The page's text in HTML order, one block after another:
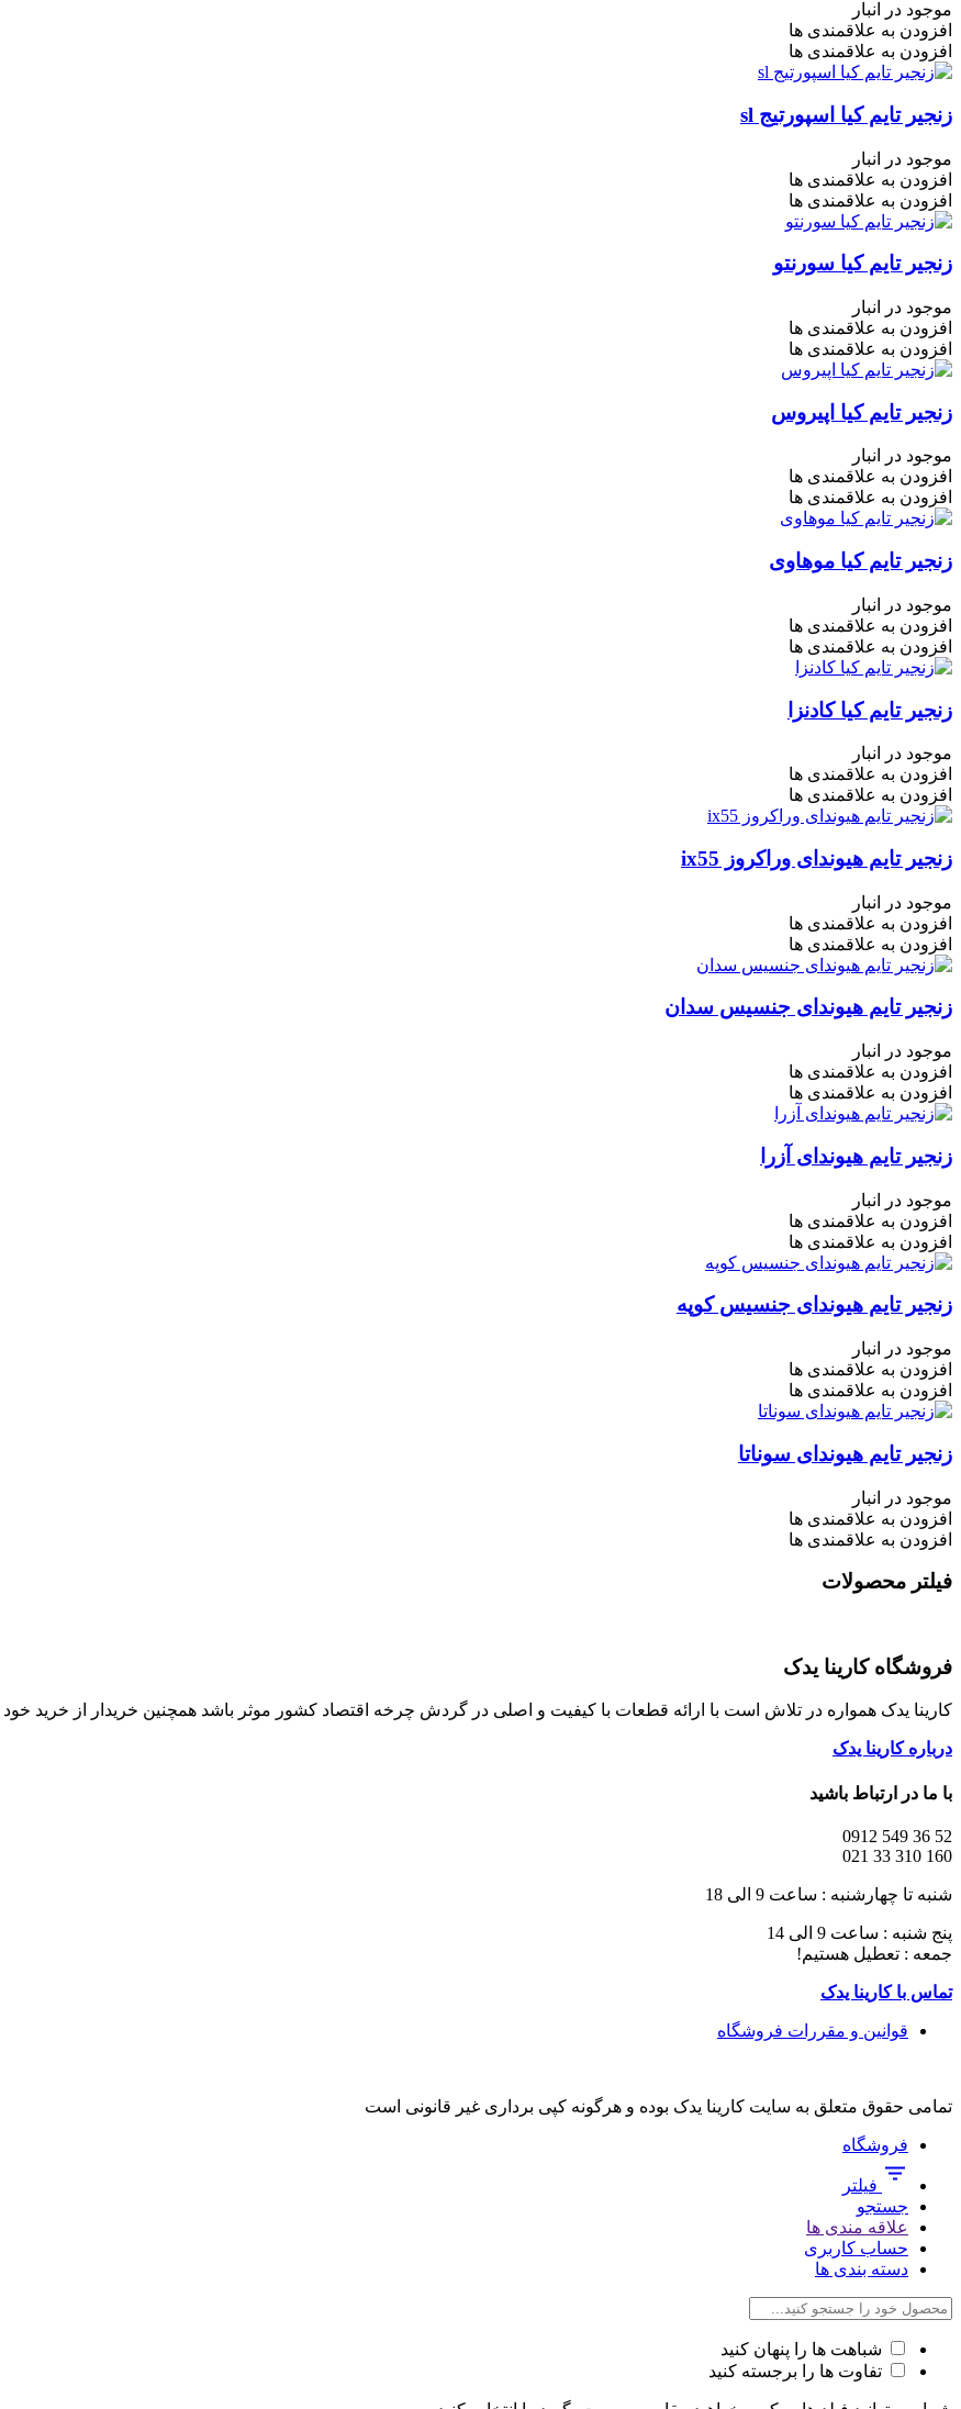
موجود در انبار
افزودن به علاقمندی ها
افزودن به علاقمندی ها
زنجیر تایم کیا اسپورتیج sl
موجود در انبار
افزودن به علاقمندی ها
افزودن به علاقمندی ها
زنجیر تایم کیا سورنتو
موجود در انبار
افزودن به علاقمندی ها
افزودن به علاقمندی ها
زنجیر تایم کیا اپیروس
موجود در انبار
افزودن به علاقمندی ها
افزودن به علاقمندی ها
زنجیر تایم کیا موهاوی
موجود در انبار
افزودن به علاقمندی ها
افزودن به علاقمندی ها
زنجیر تایم کیا کادنزا
موجود در انبار
افزودن به علاقمندی ها
افزودن به علاقمندی ها
زنجیر تایم هیوندای وراکروز ix55
موجود در انبار
افزودن به علاقمندی ها
افزودن به علاقمندی ها
زنجیر تایم هیوندای جنسیس سدان
موجود در انبار
افزودن به علاقمندی ها
افزودن به علاقمندی ها
زنجیر تایم هیوندای آزرا
موجود در انبار
افزودن به علاقمندی ها
افزودن به علاقمندی ها
زنجیر تایم هیوندای جنسیس کوپه
موجود در انبار
افزودن به علاقمندی ها
افزودن به علاقمندی ها
زنجیر تایم هیوندای سوناتا
موجود در انبار
افزودن به علاقمندی ها
افزودن به علاقمندی ها
فیلتر محصولات
فروشگاه کارینا یدک
کارینا یدک همواره در تلاش است با ارائه قطعات با کیفیت و اصلی در گردش چرخه اقتصاد کشور موثر باشد همچنین خریدار از خرید
درباره کارینا یدک
با ما در ارتباط باشید
52 36 549 0912
160 310 33 021
شنبه تا چهارشنبه : ساعت 9 الی 18
پنج شنبه : ساعت 9 الی 14
جمعه : تعطیل هستیم!
تماس با کارینا یدک
قوانین و مقررات فروشگاه
تمامی حقوق متعلق به سایت کارینا یدک بوده و هرگونه کپی برداری غیر قانونی است
فروشگاه
فیلتر
جستجو
علاقه مندی ها
حساب کاربری
دسته بندی ها
شباهت ها را پنهان کنید
تفاوت ها را برجسته کنید